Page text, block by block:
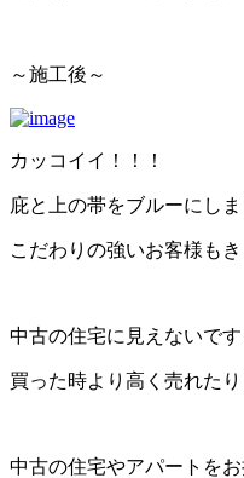
～施工後～
カッコイイ！！！
庇と上の帯をブルーにし
こだわりの強いお客様も
中古の住宅に見えないです
買った時より高く売れた
中古の住宅やアパートを